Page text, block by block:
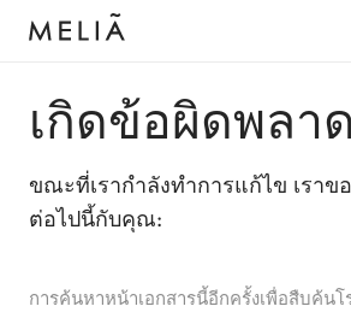
เกิดข้อผิดพลา
ขณะที่เรากำลังทำการแก้ไข เราข
ต่อไปนี้กับคุณ:
การค้นหาหน้าเอกสารนี้อีกครั้งเพื่อสืบค้น